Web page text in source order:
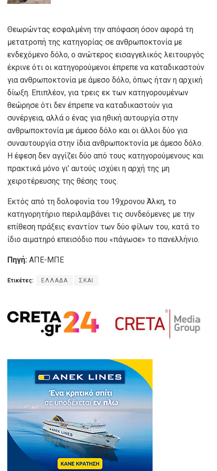
Θεωρώντας εσφαλμένη την απόφαση όσον αφορά τη
μετατροπή της κατηγορίας σε ανθρωποκτονία με
ενδεχόμενο δόλο, ο ανώτερος εισαγγελικός λειτουργός
έκρινε ότι οι κατηγορούμενοι έπρεπε να καταδικαστούν
για ανθρωποκτονία με άμεσο δόλο, όπως ήταν η αρχική
δίωξη. Επιπλέον, για τρεις εκ των κατηγορουμένων
θεώρησε ότι δεν έπρεπε να καταδικαστούν για
συνέργεια, αλλά ο ένας για ηθική αυτουργία στην
ανθρωποκτονία με άμεσο δόλο και οι άλλοι δύο για
συναυτουργία στην ίδια ανθρωποκτονία με άμεσο δόλο.
Η έφεση δεν αγγίζει δύο από τους κατηγορούμενους και
πρακτικά μόνο γι’ αυτούς ισχύει η αρχή της μη
χειροτέρευσης της θέσης τους.
Εκτός από τη δολοφονία του 19χρονου Άλκη, το
κατηγορητήριο περιλαμβάνει τις συνδεόμενες με την
επίθεση πράξεις εναντίον των δύο φίλων του, κατά το
ίδιο αιματηρό επεισόδιο που «πάγωσε» το πανελλήνιο.
Πηγή: ΑΠΕ-ΜΠΕ
Ετικέτες: ΕΛΛΑΔΑ ΣΚΑΙ